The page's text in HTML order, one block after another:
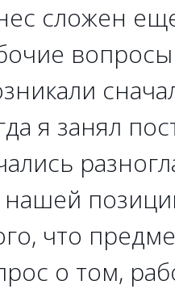
сложен
я занял
нашей
что
о том,